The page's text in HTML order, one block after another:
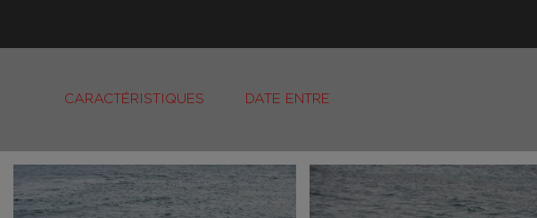
CARACTÉRISTIQUES DATE ENTRE